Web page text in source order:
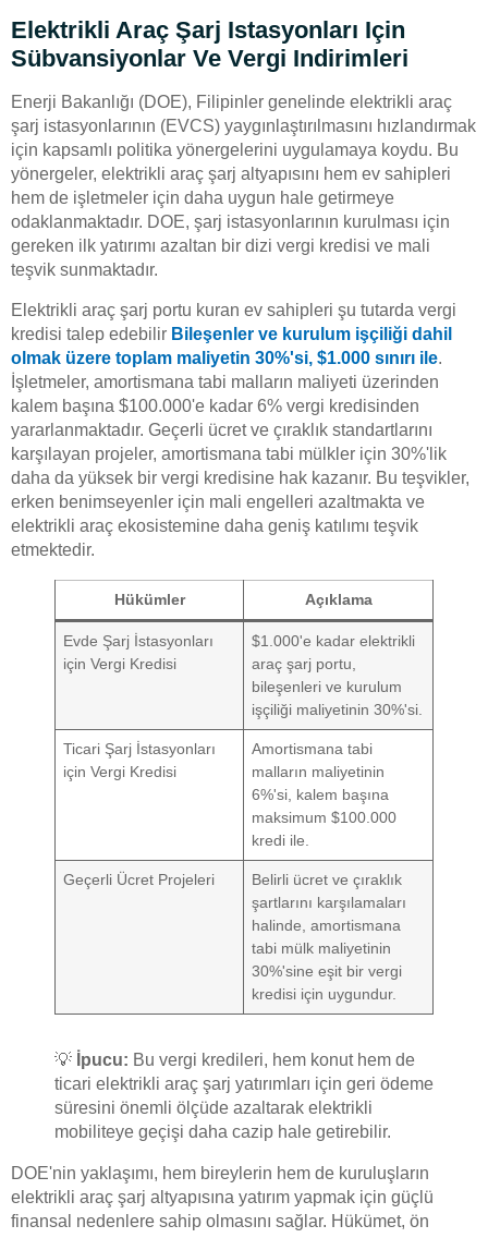
Elektrikli Araç Şarj Istasyonları Için
Sübvansiyonlar Ve Vergi Indirimleri
Enerji Bakanlığı (DOE), Filipinler genelinde elektrikli araç
şarj istasyonlarının (EVCS) yaygınlaştırılmasını hızlandırmak
için kapsamlı politika yönergelerini uygulamaya koydu. Bu
yönergeler, elektrikli araç şarj altyapısını hem ev sahipleri
hem de işletmeler için daha uygun hale getirmeye
odaklanmaktadır. DOE, şarj istasyonlarının kurulması için
gereken ilk yatırımı azaltan bir dizi vergi kredisi ve mali
teşvik sunmaktadır.
Elektrikli araç şarj portu kuran ev sahipleri şu tutarda vergi
kredisi talep edebilir Bileşenler ve kurulum işçiliği dahil
olmak üzere toplam maliyetin 30%'si, $1.000 sınırı ile.
İşletmeler, amortismana tabi malların maliyeti üzerinden
kalem başına $100.000'e kadar 6% vergi kredisinden
yararlanmaktadır. Geçerli ücret ve çıraklık standartlarını
karşılayan projeler, amortismana tabi mülkler için 30%'lik
daha da yüksek bir vergi kredisine hak kazanır. Bu teşvikler,
erken benimseyenler için mali engelleri azaltmakta ve
elektrikli araç ekosistemine daha geniş katılımı teşvik
etmektedir.
Hükümler Açıklama
Evde Şarj İstasyonları
için Vergi Kredisi
$1.000'e kadar elektrikli
araç şarj portu,
bileşenleri ve kurulum
işçiliği maliyetinin 30%'si.
Ticari Şarj İstasyonları
için Vergi Kredisi
Amortismana tabi
malların maliyetinin
6%'si, kalem başına
maksimum $100.000
kredi ile.
Geçerli Ücret Projeleri
Belirli ücret ve çıraklık
şartlarını karşılamaları
halinde, amortismana
tabi mülk maliyetinin
30%'sine eşit bir vergi
kredisi için uygundur.
💡 İpucu: Bu vergi kredileri, hem konut hem de
ticari elektrikli araç şarj yatırımları için geri ödeme
süresini önemli ölçüde azaltarak elektrikli
mobiliteye geçişi daha cazip hale getirebilir.
DOE'nin yaklaşımı, hem bireylerin hem de kuruluşların
elektrikli araç şarj altyapısına yatırım yapmak için güçlü
finansal nedenlere sahip olmasını sağlar. Hükümet, ön